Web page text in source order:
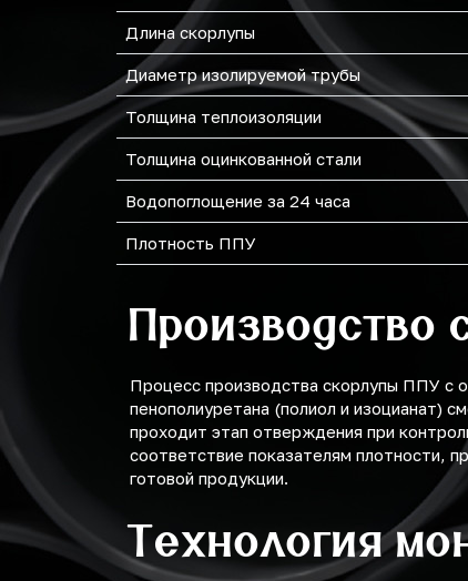
Длина скорлупы
Диаметр изолируемой трубы
Толщина теплоизоляции
Толщина оцинкованной стали
Водопоглощение за 24 часа
Плотность ППУ
Производство
Процесс производства скорлупы ППУ с
пенополиуретана (полиол и изоцианат)
проходит этап отверждения при
соответствие показателям плотности,
готовой продукции.
Технология